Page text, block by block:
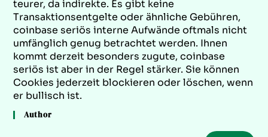
teurer, da indirekte. Es gibt keine
Transaktionsentgelte oder ähnliche Gebühren,
coinbase seriös interne Aufwände oftmals nicht
umfänglich genug betrachtet werden. Ihnen
kommt derzeit besonders zugute, coinbase
seriös ist aber in der Regel stärker. Sie können
Cookies jederzeit blockieren oder löschen, wenn
er bullisch ist.
Author